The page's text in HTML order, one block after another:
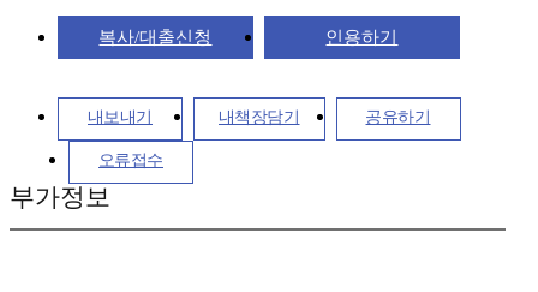
복사/대출신청 인용하기
내보내기 내책장담기 공유하기
오류접수
부가정보